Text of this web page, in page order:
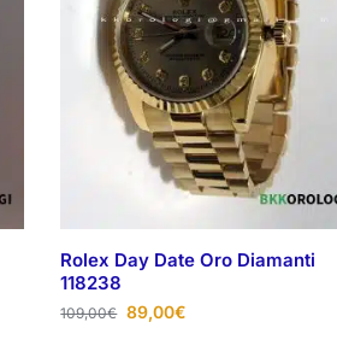
Rolex Day Date Oro Diamanti
118238
109,00€ 89,00€